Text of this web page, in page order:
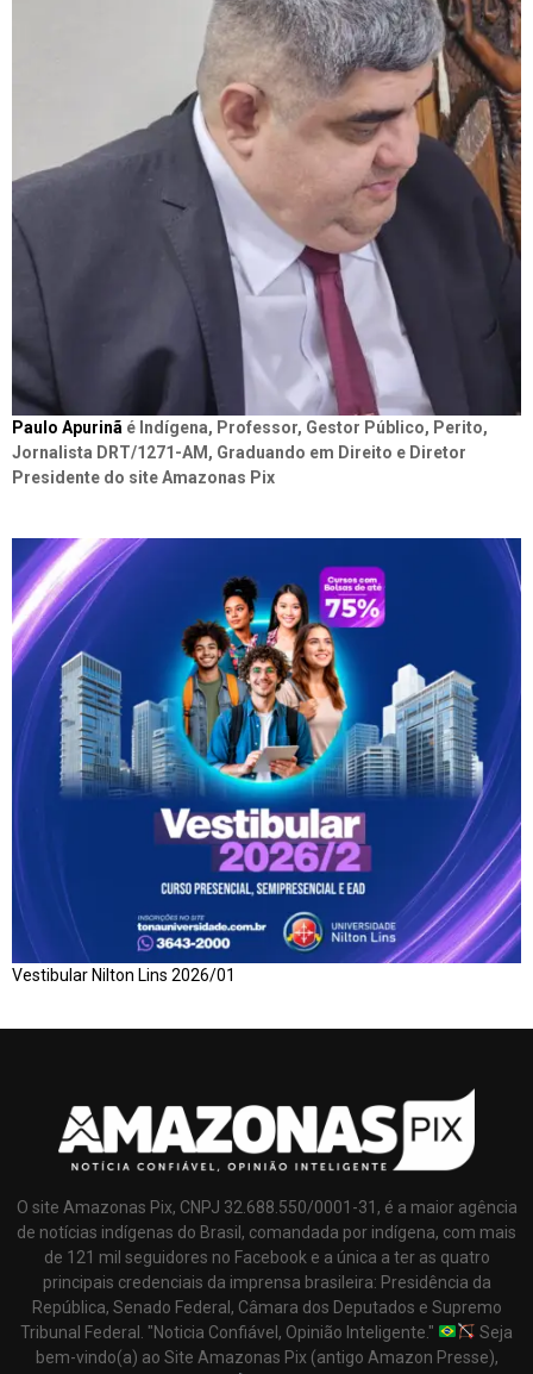
Paulo Apurinã é Indígena, Professor, Gestor Público, Perito,
Jornalista DRT/1271-AM, Graduando em Direito e Diretor
Presidente do site Amazonas Pix
Vestibular Nilton Lins 2026/01
O site Amazonas Pix, CNPJ 32.688.550/0001-31, é a maior agência
de notícias indígenas do Brasil, comandada por indígena, com mais
de 121 mil seguidores no Facebook e a única a ter as quatro
principais credenciais da imprensa brasileira: Presidência da
República, Senado Federal, Câmara dos Deputados e Supremo
Tribunal Federal. "Noticia Confiável, Opinião Inteligente."
Seja
bem-vindo(a) ao Site Amazonas Pix (antigo Amazon Presse),